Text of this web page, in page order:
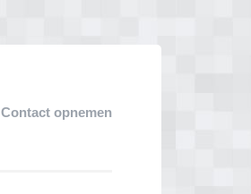
Contact opnemen